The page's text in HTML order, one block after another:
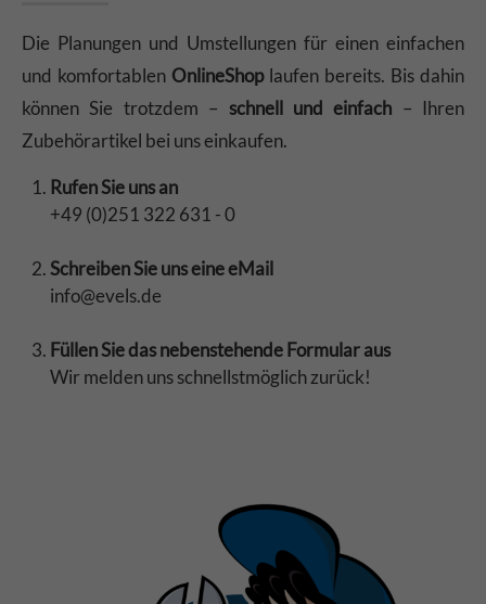
Die Planungen und Umstellungen für einen einfachen
und komfortablen OnlineShoplaufen bereits. Bis dahin
können Sie trotzdem – schnell und einfach – Ihren
Zubehörartikel bei uns einkaufen.
Rufen Sie uns an
+49 (0)251 322 631 - 0
Schreiben Sie uns eine eMail
info@evels.de
Füllen Sie das nebenstehende Formular aus
Wir melden uns schnellstmöglich zurück!